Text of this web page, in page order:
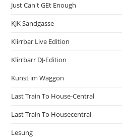
Just Can't GEt Enough
KJK Sandgasse
Klirrbar Live Edition
Klirrbarr DJ-Edition
Kunst im Waggon
Last Train To House-Central
Last Train To Housecentral
Lesung